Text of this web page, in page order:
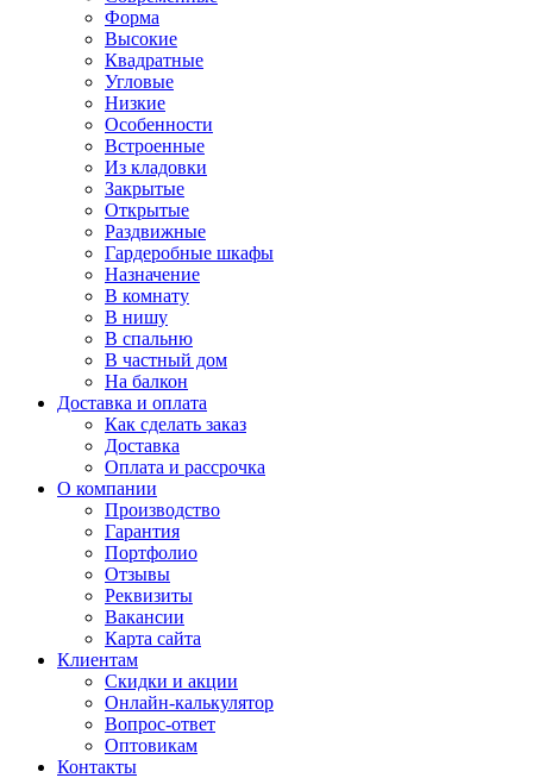
Форма
Высокие
Квадратные
Угловые
Низкие
Особенности
Встроенные
Из кладовки
Закрытые
Открытые
Раздвижные
Гардеробные шкафы
Назначение
В комнату
В нишу
В спальню
В частный дом
На балкон
Доставка и оплата
Как сделать заказ
Доставка
Оплата и рассрочка
О компании
Производство
Гарантия
Портфолио
Отзывы
Реквизиты
Вакансии
Карта сайта
Клиентам
Скидки и акции
Онлайн-калькулятор
Вопрос-ответ
Оптовикам
Контакты